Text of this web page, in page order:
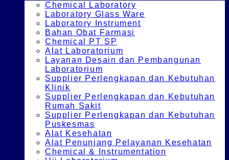
Chemical Laboratory
Laboratory Glass Ware
Laboratory Instrument
Bahan Obat Farmasi
Chemical PT SP
Alat Laboratorium
Layanan Desain dan Pembangunan
Laboratorium
Supplier Perlengkapan dan Kebutuhan
Klinik
Supplier Perlengkapan dan Kebutuhan
Rumah Sakit
Supplier Perlengkapan dan Kebutuhan
Puskesmas
Alat Kesehatan
Alat Penunjang Pelayanan Kesehatan
Chemical & Instrumentation